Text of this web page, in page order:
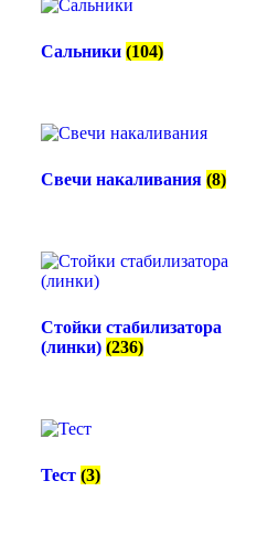
Сальники (104)
Свечи накаливания (8)
Стойки стабилизатора
(линки) (236)
Тест (3)